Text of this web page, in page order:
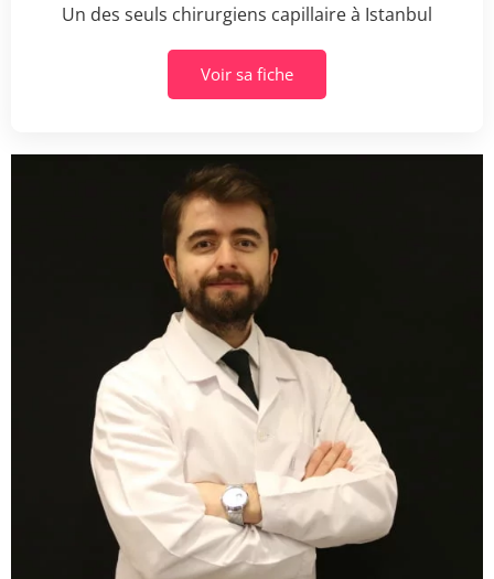
Un des seuls chirurgiens capillaire à Istanbul
Voir sa fiche